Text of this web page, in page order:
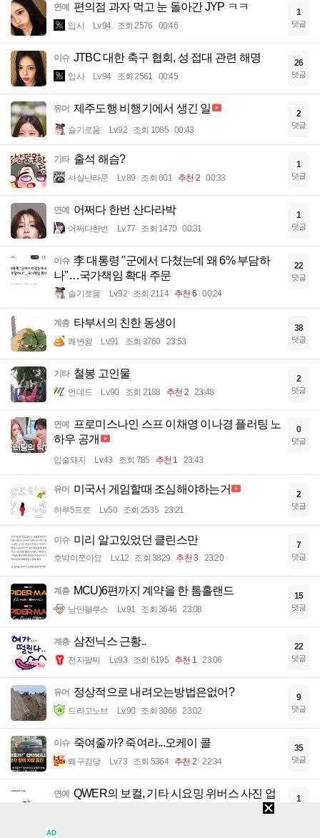
연예 편의점 과자 먹고 눈 돌아간 JYP ㅋㅋ
입사 Lv.94 조회 2576 00:46
1
댓글
이슈 JTBC 대한 축구 협회, 성 접대 관련 해명
입사 Lv.94 조회 2561 00:45
26
댓글
유머 제주도행 비행기에서 생긴 일
슬기로움 Lv.92 조회 1085 00:43
2
댓글
기타 출석 해슴?
사실난라쿤 Lv.89 조회 601 추천 2 00:33
1
댓글
연예 어쩌다 한번 산다라박
어쩌다한번 Lv.77 조회 1470 00:31
1
댓글
이슈 李 대통령 "군에서 다쳤는데 왜 6% 부담하
나"…국가책임 확대 주문
슬기로움 Lv.92 조회 2114 추천 6 00:24
22
댓글
계층 타부서의 친한 동생이
쾌변왕 Lv.91 조회 3760 23:53
38
댓글
기타 철봉 고인물
언데드 Lv.90 조회 2188 추천 2 23:48
2
댓글
연예
프로미스나인 스프 이채영 이나경 플러팅 노
하우 공개
입술돼지 Lv.43 조회 785 추천 1 23:43
0
댓글
유머 미국서 게임할때 조심해야하는거
하루5프로 Lv.50 조회 2535 23:21
2
댓글
이슈 미리 알고있었던 클린스만
호박이쪼아요 Lv.12 조회 3829 추천 3 23:20
7
댓글
계층 MCU)6편까지 계약을 한 톰홀랜드
낭만블루스 Lv.91 조회 3646 23:08
15
댓글
계층 삼전닉스 근황..
전자팔찌 Lv.93 조회 6195 추천 1 23:06
22
댓글
유머 정상적으로 내려오는방법은없어?
드라고노브 Lv.90 조회 3066 23:02
9
댓글
이슈 죽여줄까? 죽여라...오케이 콜
왜구김당 Lv.73 조회 5364 추천 2 22:34
35
댓글
연예
QWER의 보컬, 기타 시요밍 위버스 사진 업
1
AD